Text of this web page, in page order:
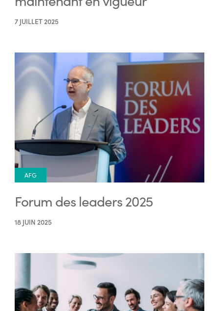
7 JUILLET 2025
AFG
Forum des leaders 2025
18 JUIN 2025